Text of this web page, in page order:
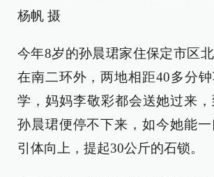
杨帆 摄
今年8岁的孙晨珺家住保定市区
在南二环外，两地相距40多分
学，妈妈李敬彩都会送她过来，
孙晨珺便停不下来，如今她能
引体向上，提起30公斤的石锁。